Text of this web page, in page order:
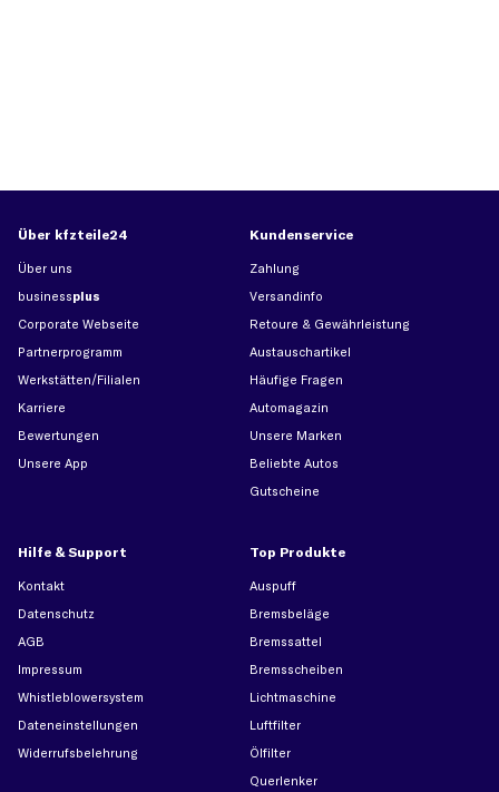
Über kfzteile24
Über uns
businessplus
Corporate Webseite
Partnerprogramm
Werkstätten/Filialen
Karriere
Bewertungen
Unsere App
Kundenservice
Zahlung
Versandinfo
Retoure & Gewährleistung
Austauschartikel
Häufige Fragen
Automagazin
Unsere Marken
Beliebte Autos
Gutscheine
Hilfe & Support
Kontakt
Datenschutz
AGB
Impressum
Whistleblowersystem
Dateneinstellungen
Widerrufsbelehrung
Top Produkte
Auspuff
Bremsbeläge
Bremssattel
Bremsscheiben
Lichtmaschine
Luftfilter
Ölfilter
Querlenker